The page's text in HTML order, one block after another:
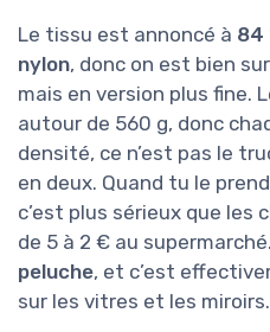
Le tissu est annoncé à 84
nylon, donc on est bien
mais en version plus fine.
autour de 560 g, donc
densité, ce n’est pas le
en deux. Quand tu le
c’est plus sérieux que les
de 5 à 2 € au
peluche, et c’est
sur les vitres et les miroirs.